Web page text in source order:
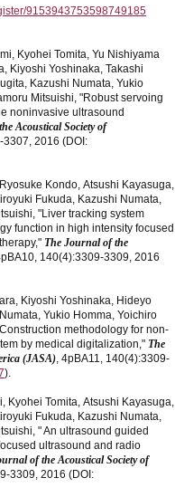
9153943753598749185
Kyohei Tomita, Yu Nishiyama
Kiyoshi Yoshinaka, Takashi
Kazushi Numata, Yukio
Mitsuishi, "Robust servoing
noninvasive ultrasound
Acoustical Society of
2016 (DOI:
Kondo, Atsushi Kayasuga,
Fukuda, Kazushi Numata,
"Liver tracking system
function in high intensity focused
The Journal of the
140(4):3309-3309, 2016
Kiyoshi Yoshinaka, Hideyo
Yukio Homma, Yoichiro
methodology for non-
by medical digitalization," The
(JASA), 4pBA11, 140(4):3309-
).
Kyohei Tomita, Atsushi Kayasuga,
Fukuda, Kazushi Numata,
" An ultrasound guided
ultrasound and radio
of the Acoustical Society of
3309, 2016 (DOI: